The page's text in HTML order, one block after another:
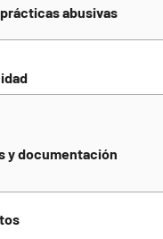
abusivas
y documentación